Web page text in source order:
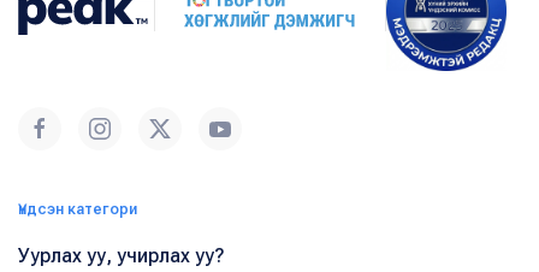
Үндсэн категори
Уурлах уу, учирлах уу?